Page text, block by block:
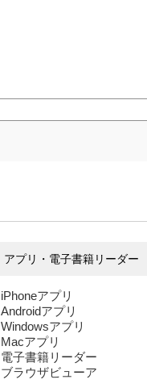
アプリ・電子書籍リーダー
iPhoneアプリ
Androidアプリ
Windowsアプリ
Macアプリ
電子書籍リーダー
ブラウザビューア